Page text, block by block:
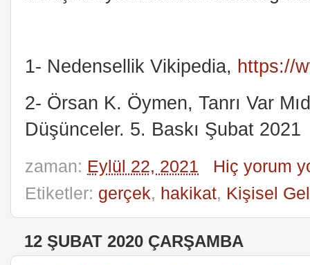
1- Nedensellik Vikipedia, https://
2- Örsan K. Öymen, Tanrı Var
Düşünceler. 5. Baskı Şubat 2021
zaman: Eylül 22, 2021
Hiç yorum
Etiketler: gerçek, hakikat, Kişisel
12 ŞUBAT 2020 ÇARŞAMBA